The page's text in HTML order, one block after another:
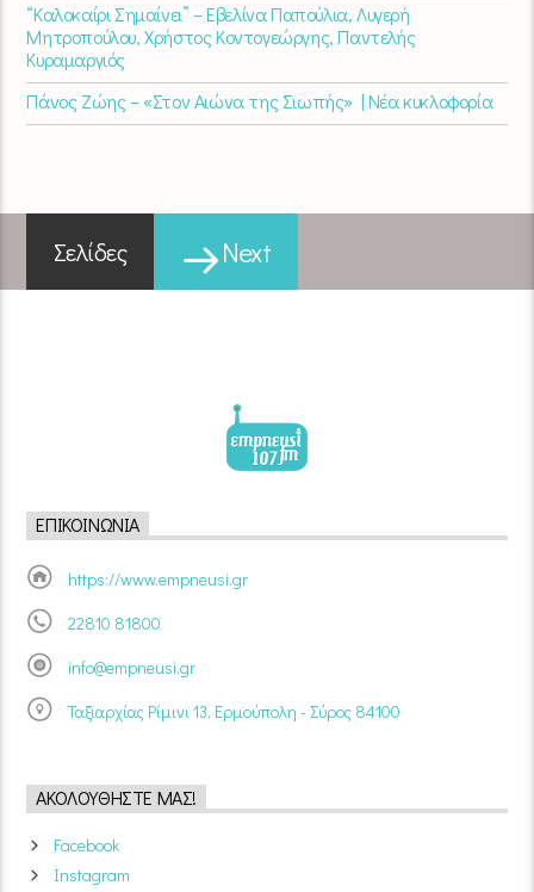
“Καλοκαίρι Σημαίνει” – Εβελίνα Παπούλια, Λυγερή
Μητροπούλου, Χρήστος Κοντογεώργης, Παντελής
Κυραμαργιός
Πάνος Ζώης – «Στον Αιώνα της Σιωπής» | Νέα κυκλοφορία
Σελίδες Next
ΕΠΙΚΟΙΝΩΝΊΑ
https://www.empneusi.gr
22810 81800
info@empneusi.gr
Ταξιαρχίας Ρίμινι 13, Ερμούπολη - Σύρος 84100
ΑΚΟΛΟΥΘΉΣΤΕ ΜΑΣ!
Facebook
Instagram